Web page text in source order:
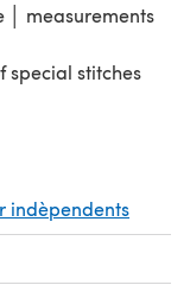
│ measurements
special stitches
from tip to tip;
- full stitch -
color change
indèpendents